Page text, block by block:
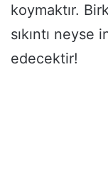
koymaktır.
sıkıntı neyse
edecektir!